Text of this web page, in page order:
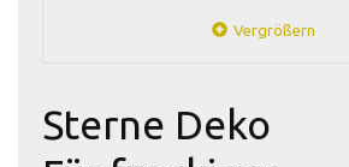
Vergrößern
Sterne Deko